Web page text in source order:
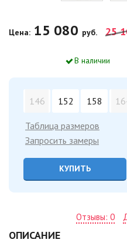
Цена: 15 080 руб. 25
В наличии
146 152 158
Таблица размеров
Запросить замеры
КУПИТЬ
Отзывы: 0
ОПИСАНИЕ